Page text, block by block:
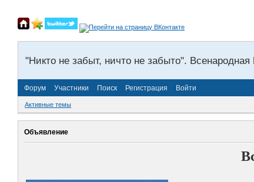
"Никто не забыт, ничто не забыто".
Форум Участники Поиск Регистрация Войти
Активные темы
Объявление